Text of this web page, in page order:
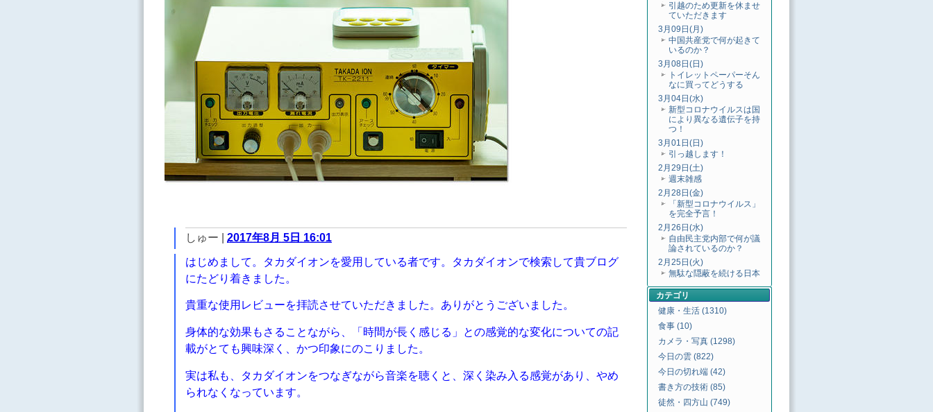
しゅー |2017年8月 5日 16:01
はじめまして。タカダイオンを愛用している者です。タカダイオンで検索して貴ブログ
にたどり着きました。
貴重な使用レビューを拝読させていただきました。ありがとうございました。
身体的な効果もさることながら、「時間が長く感じる」との感覚的な変化についての記
載がとても興味深く、かつ印象にのこりました。
実は私も、タカダイオンをつなぎながら音楽を聴くと、深く染み入る感覚があり、やめ
られなくなっています。
引越のため更新を休ませ
ていただきます
3月09日(月)
中国共産党で何が起きて
いるのか？
3月08日(日)
トイレットペーパーそん
なに買ってどうする
3月04日(水)
新型コロナウイルスは国
により異なる遺伝子を持
つ！
3月01日(日)
引っ越します！
2月29日(土)
週末雑感
2月28日(金)
「新型コロナウイルス」
を完全予言！
2月26日(水)
自由民主党内部で何が議
論されているのか？
2月25日(火)
無駄な隠蔽を続ける日本
カテゴリ
健康・生活 (1310)
食事 (10)
カメラ・写真 (1298)
今日の雲 (822)
今日の切れ端 (42)
書き方の技術 (85)
徒然・四方山 (749)